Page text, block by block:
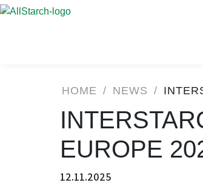
HOME / NEWS /
EUROPE
12.11.2025